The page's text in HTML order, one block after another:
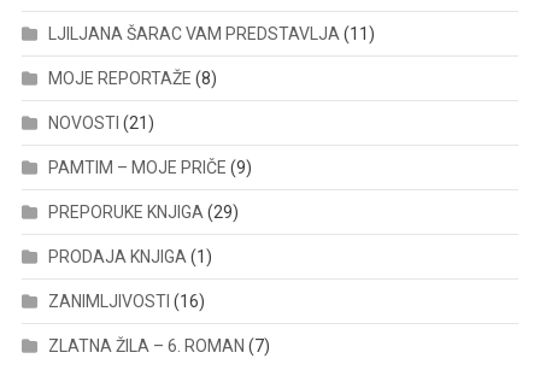
LJILJANA ŠARAC VAM PREDSTAVLJA (11)
MOJE REPORTAŽE (8)
NOVOSTI (21)
PAMTIM – MOJE PRIČE (9)
PREPORUKE KNJIGA (29)
PRODAJA KNJIGA (1)
ZANIMLJIVOSTI (16)
ZLATNA ŽILA – 6. ROMAN (7)